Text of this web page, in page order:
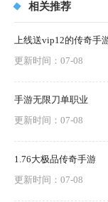
相关推荐
上线送vip12的传奇手
更新时间：07-08
手游无限刀单职业
更新时间：07-08
1.76大极品传奇手游
更新时间：07-08